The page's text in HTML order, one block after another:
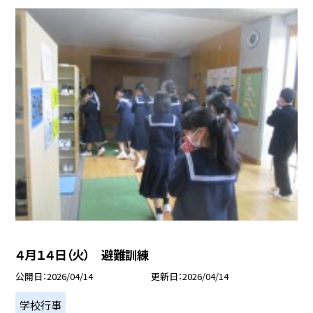
４月１４日（火） 避難訓練
公開日 2026/04/14 更新日 2026/04/14
学校行事